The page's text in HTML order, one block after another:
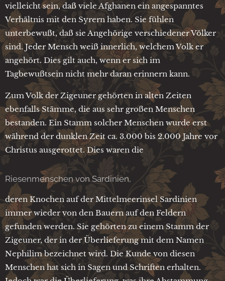
vielleicht sein, daß viele Afghanen ein angespanntes
Verhältnis mit den Syrern haben. Sie fühlen
unterbewußt, daß sie Angehörige verschiedener Völker
sind. Jeder Mensch weiß innerlich, welchem Volk er
angehört. Dies gilt auch, wenn er sich im
Tagbewußtsein nicht mehr daran erinnern kann.
Zum Volk der Zigeuner gehörten in alten Zeiten
ebenfalls Stämme, die aus sehr großen Menschen
bestanden. Ein Stamm solcher Menschen wurde erst
während der dunklen Zeit ca. 3.000 bis 2.000 Jahre vor
Christus ausgerottet. Dies waren die
Riesenmenschen von Sardinien,
deren Knochen auf der Mittelmeerinsel Sardinien
immer wieder von den Bauern auf den Feldern
gefunden werden. Sie gehörten zu einem Stamm der
Zigeuner, der in der Überlieferung mit dem Namen
Nephilim bezeichnet wird. Die Kunde von diesen
Menschen hat sich in Sagen und Schriften erhalten.